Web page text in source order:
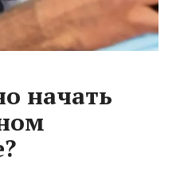
начать